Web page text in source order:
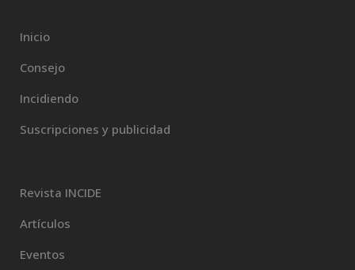
Inicio
Consejo
Incidiendo
Suscripciones y publicidad
Revista INCIDE
Artículos
Eventos